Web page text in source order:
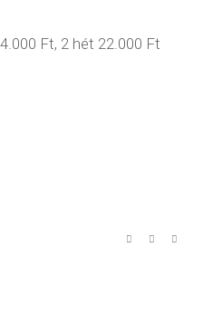
Ft, 2 hét 22.000 Ft